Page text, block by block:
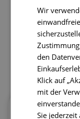
Das
Wir
den
Klick auf
mit der
Sie jederzeit